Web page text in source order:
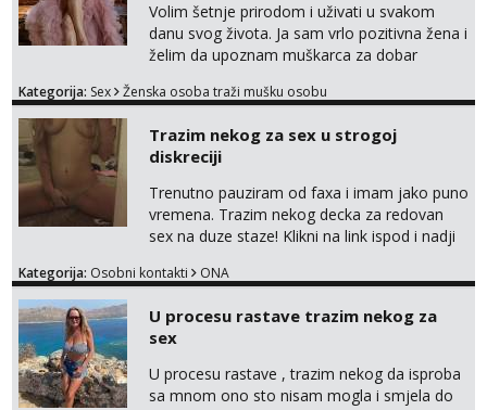
Volim šetnje prirodom i uživati u svakom
danu svog života. Ja sam vrlo pozitivna žena i
želim da upoznam muškarca za dobar
na link ispod i nadji me tamo, cekam te!
Kategorija: Sex Ženska osoba traži mušku osobu
Trazim nekog za sex u strogoj
diskreciji
Trenutno pauziram od faxa i imam jako puno
vremena. Trazim nekog decka za redovan
sex na duze staze! Klikni na link ispod i nadji
Kategorija: Osobni kontakti ONA
U procesu rastave trazim nekog za
sex
U procesu rastave , trazim nekog da isproba
sa mnom ono sto nisam mogla i smjela do